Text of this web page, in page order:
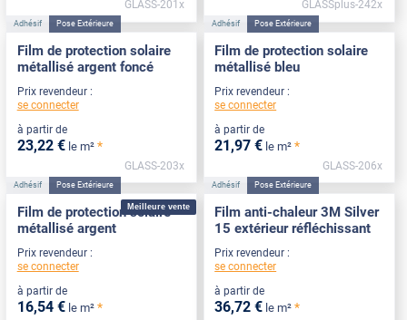
GLASS-201x GLASSplus-242x
Adhésif Pose Extérieure
Film de protection solaire
métallisé argent foncé
Prix revendeur :
se connecter
à partir de
23,22 € le m² *
GLASS-203x
Adhésif Pose Extérieure
Film de protection solaire
métallisé bleu
Prix revendeur :
se connecter
à partir de
21,97 € le m² *
GLASS-206x
Meilleure vente
Adhésif Pose Extérieure
Film de protection solaire
métallisé argent
Prix revendeur :
se connecter
à partir de
16,54 € le m² *
Adhésif Pose Extérieure
Film anti-chaleur 3M Silver
15 extérieur réfléchissant
Prix revendeur :
se connecter
à partir de
36,72 € le m² *